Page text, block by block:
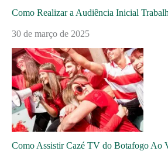
Como Realizar a Audiência Inicial
30 de março de 2025
Como Assistir Cazé TV do Botafogo Ao